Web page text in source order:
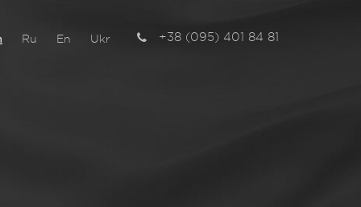
Ru En Ukr +38 (095) 401 84 81